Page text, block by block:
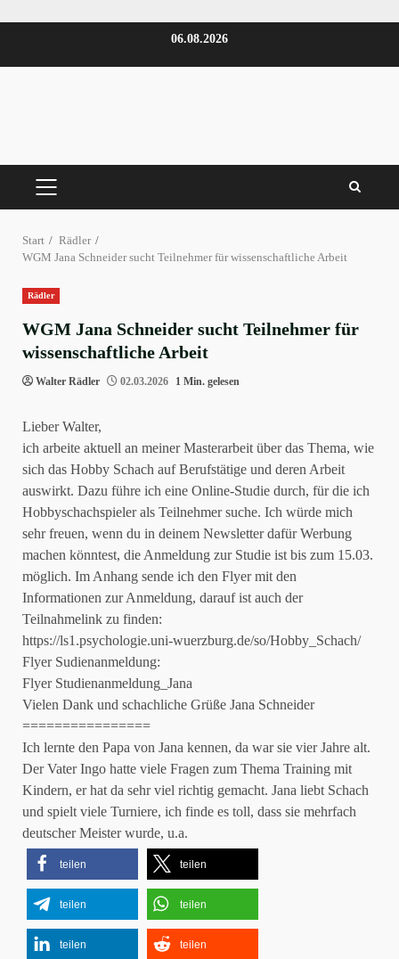
06.08.2026
PRIMÄRES
Start
Rädler
WGM Jana Schneider sucht Teilnehmer für wissenschaftliche Arbeit
Rädler
WGM Jana Schneider sucht Teilnehmer für
wissenschaftliche Arbeit
Walter Rädler 02.03.2026 1 Min. gelesen
Lieber Walter,
ich arbeite aktuell an meiner Masterarbeit über das Thema, wie
sich das Hobby Schach auf Berufstätige und deren Arbeit
auswirkt. Dazu führe ich eine Online-Studie durch, für die ich
Hobbyschachspieler als Teilnehmer suche. Ich würde mich
sehr freuen, wenn du in deinem Newsletter dafür Werbung
machen könntest, die Anmeldung zur Studie ist bis zum 15.03.
möglich. Im Anhang sende ich den Flyer mit den
Informationen zur Anmeldung, darauf ist auch der
Teilnahmelink zu finden:
https://ls1.psychologie.uni-wuerzburg.de/so/Hobby_Schach/
Flyer Sudienanmeldung:
Flyer Studienanmeldung_Jana
Vielen Dank und schachliche Grüße Jana Schneider
================
Ich lernte den Papa von Jana kennen, da war sie vier Jahre alt.
Der Vater Ingo hatte viele Fragen zum Thema Training mit
Kindern, er hat da sehr viel richtig gemacht. Jana liebt Schach
und spielt viele Turniere, ich finde es toll, dass sie mehrfach
deutscher Meister wurde, u.a.
teilen teilen
teilen teilen
teilen teilen